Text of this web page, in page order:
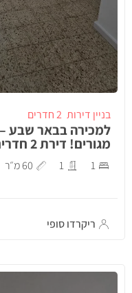
בניין דירות 2 חדרים
למכירה בבאר שבע
מגורים! דירת 2 חדרים ברח' רחבת צפת, שכונה ט'!
1
1 60 מ״ר
ריקרדו סופי